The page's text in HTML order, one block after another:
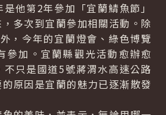
第2年參加「宜蘭鯖魚節」
多次到宜蘭參加相關活動。除
，今年的宜蘭燈會、綠色博覽
參加。宜蘭縣觀光活動愈辦愈
只是國道5號蔣渭水高速公路
原因是宜蘭的魅力已逐漸散發